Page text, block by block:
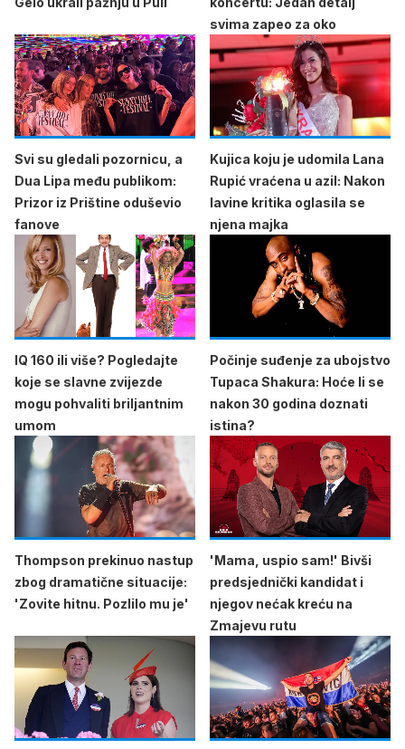
svima zapeo za oko
Svi su gledali pozornicu, a
Dua Lipa među publikom:
Prizor iz Prištine oduševio
fanove
Kujica koju je udomila Lana
Rupić vraćena u azil: Nakon
lavine kritika oglasila se
njena majka
IQ 160 ili više? Pogledajte
koje se slavne zvijezde
mogu pohvaliti briljantnim
umom
Počinje suđenje za ubojstvo
Tupaca Shakura: Hoće li se
nakon 30 godina doznati
istina?
Thompson prekinuo nastup
zbog dramatične situacije:
'Zovite hitnu. Pozlilo mu je'
'Mama, uspio sam!' Bivši
predsjednički kandidat i
njegov nećak kreću na
Zmajevu rutu